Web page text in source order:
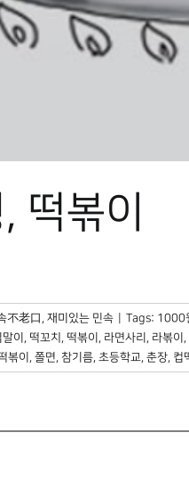
떡볶이
不老口 , 재미있는 민속 Tags: 1000
이 , 떡꼬치 , 떡볶이 , 라면사리 , 라볶이 ,
볶이 , 쫄면, 참기름, 초등학교, 춘장, 컵